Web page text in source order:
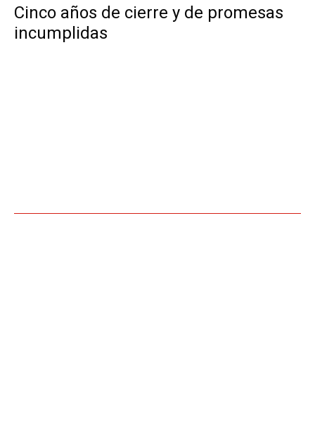
Cinco años de cierre y de promesas
incumplidas